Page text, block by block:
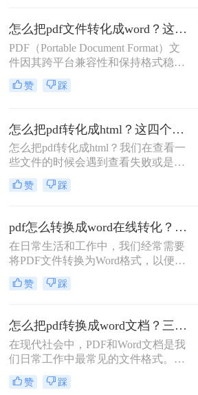
费且简便的方法，帮助你在电脑怎么
把PDF转化成word。
怎么把pdf文件转化成word？这三个方法让你快速操作！
PDF（Portable Document Format）文
件因其跨平台兼容性和保持格式稳定
性的特点，广泛应用于各个领域。然
而，当我们需要对PDF内容进行编辑
呢？下面将介绍三种常用的方法，帮
助您轻松实现PDF到Word的转换。
赞 踩
怎么把pdf转化成html？这四个转HTML方法分享给你！
怎么把pdf转化成html？​我们在查看一
些文件的时候会遇到查看失败或是无
法打开的情况，发送的时候也可能会
出现这样或那样的问题，其实我们可
该格式下文件打开和加载的速度很
快，而且能不受到软件的制约，直接
在网页上就能查看，与此同时还能方
便文件的共享访问，只需一个链接就
能实现查看,下面我们就来分享四个
PDF转HTML的转换方法吧！
赞 踩
pdf怎么转换成word在线转化？这个转换方法了解一下！
在日常生活和工作中，我们经常需要
将PDF文件转换为Word格式，以便更
好地编辑、修改和使用其中的内容。
然而，许多人在进行PDF转Word操作
问题。那么pdf怎么转换成word在线转
化呢？本文将为您介绍一种简单易用
的在线转换方法，帮助您快速将PDF
转换成Word格式。
赞 踩
怎么把pdf转换成word文档？三种方法供你选择！
在现代社会中，PDF和Word文档是我
们日常工作中最常见的文件格式。然
而，有时候我们会遇到一个问题，即
需要将一个PDF文件转换成Word文
赞 踩